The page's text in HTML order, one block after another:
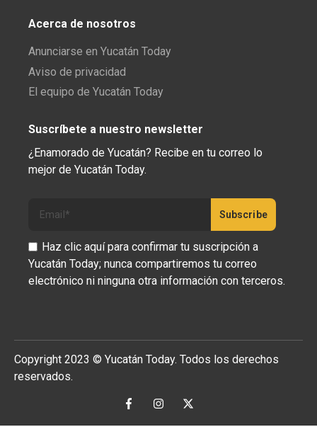
Acerca de nosotros
Anunciarse en Yucatán Today
Aviso de privacidad
El equipo de Yucatán Today
Suscríbete a nuestro newsletter
¿Enamorado de Yucatán? Recibe en tu correo lo
mejor de Yucatán Today.
Haz clic aquí para confirmar tu suscripción a
Yucatán Today; nunca compartiremos tu correo
electrónico ni ninguna otra información con terceros.
Copyright 2023 © Yucatán Today. Todos los derechos
reservados.